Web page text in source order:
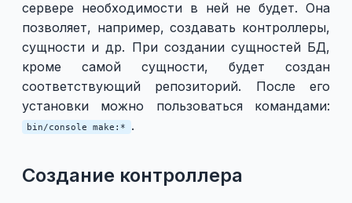
сервере необходимости в ней не будет. Она
позволяет, например, создавать контроллеры,
сущности и др. При создании сущностей БД,
кроме самой сущности, будет создан
соответствующий репозиторий. После его
установки можно пользоваться командами:
bin/console make:* .
Создание контроллера